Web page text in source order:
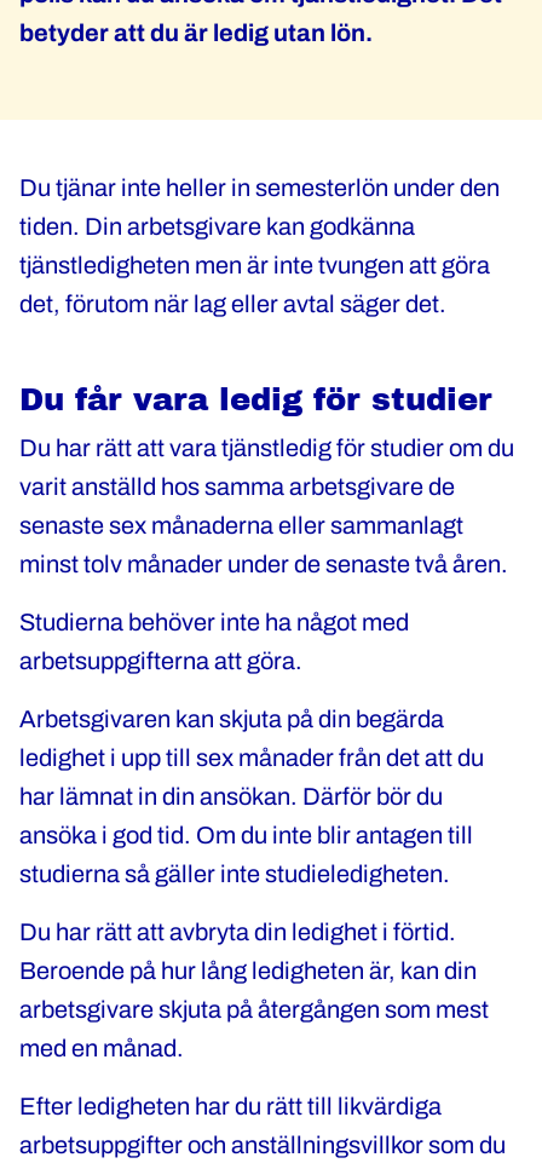
betyder att du är ledig utan lön.
Du tjänar inte heller in semesterlön under den
tiden. Din arbetsgivare kan godkänna
tjänstledigheten men är inte tvungen att göra
det, förutom när lag eller avtal säger det.
Du får vara ledig för studier
Du har rätt att vara tjänstledig för studier om du
varit anställd hos samma arbetsgivare de
senaste sex månaderna eller sammanlagt
minst tolv månader under de senaste två åren.
Studierna behöver inte ha något med
arbetsuppgifterna att göra.
Arbetsgivaren kan skjuta på din begärda
ledighet i upp till sex månader från det att du
har lämnat in din ansökan. Därför bör du
ansöka i god tid. Om du inte blir antagen till
studierna så gäller inte studieledigheten.
Du har rätt att avbryta din ledighet i förtid.
Beroende på hur lång ledigheten är, kan din
arbetsgivare skjuta på återgången som mest
med en månad.
Efter ledigheten har du rätt till likvärdiga
arbetsuppgifter och anställningsvillkor som du